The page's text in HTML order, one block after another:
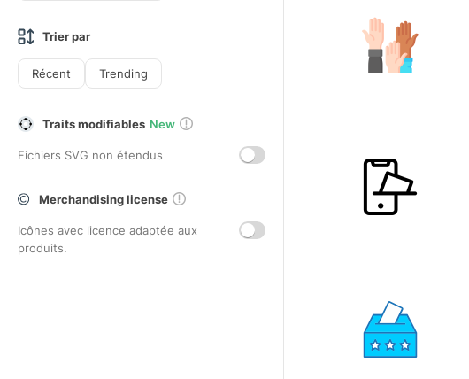
Trier par
Récent Trending
Traits modifiables New
Fichiers SVG non étendus
Merchandising license
Icônes avec licence adaptée aux
produits.